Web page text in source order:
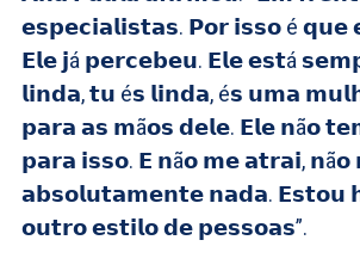
𝗲𝘀𝗽𝗲𝗰𝗶𝗮𝗹𝗶𝘀𝘁𝗮𝘀. 𝗣𝗼𝗿 𝗶𝘀𝘀𝗼 é 𝗾𝘂𝗲
𝗘𝗹𝗲 𝗷á 𝗽𝗲𝗿𝗰𝗲𝗯𝗲𝘂. 𝗘𝗹𝗲 𝗲𝘀𝘁á
𝗹𝗶𝗻𝗱𝗮, 𝘁𝘂 é𝘀 𝗹𝗶𝗻𝗱𝗮, é𝘀 𝘂𝗺𝗮
𝗽𝗮𝗿𝗮 𝗮𝘀 𝗺ã𝗼𝘀 𝗱𝗲𝗹𝗲. 𝗘𝗹𝗲 𝗻ã𝗼
𝗽𝗮𝗿𝗮 𝗶𝘀𝘀𝗼. 𝗘 𝗻ã𝗼 𝗺𝗲 𝗮𝘁𝗿𝗮𝗶, 𝗻ã𝗼
𝗮𝗯𝘀𝗼𝗹𝘂𝘁𝗮𝗺𝗲𝗻𝘁𝗲 𝗻𝗮𝗱𝗮. 𝗘𝘀𝘁𝗼𝘂
𝗼𝘂𝘁𝗿𝗼 𝗲𝘀𝘁𝗶𝗹𝗼 𝗱𝗲 𝗽𝗲𝘀𝘀𝗼𝗮𝘀”.